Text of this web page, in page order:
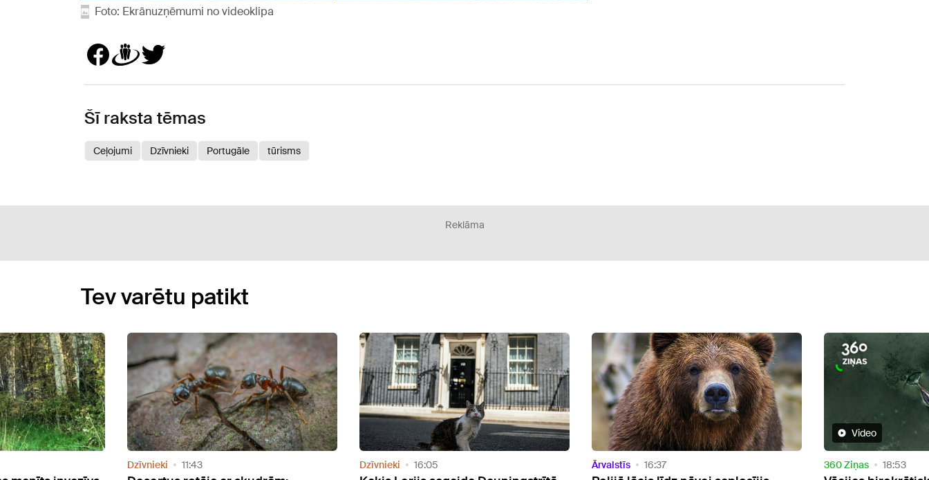
Foto: Ekrānuzņēmumi no videoklipa
Šī raksta tēmas
Ceļojumi Dzīvnieki Portugāle tūrisms
Reklāma
Tev varētu patikt
Dzīvnieki 16:05 Ārvalstīs 16:37
Video
360 Ziņas 18:53 Ārvalstīs 21:39